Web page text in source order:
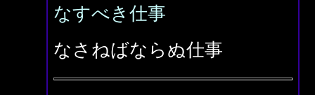
なすべき仕事
なさねばならぬ仕事